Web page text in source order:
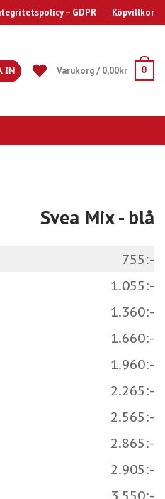
– GDPR Köpvillkor
IN Varukorg /0,00kr 0
Svea Mix- blå
755:-
1.055:-
1.360:-
1.660:-
1.960:-
2.265:-
2.565:-
2.865:-
2.905:-
3.550:-